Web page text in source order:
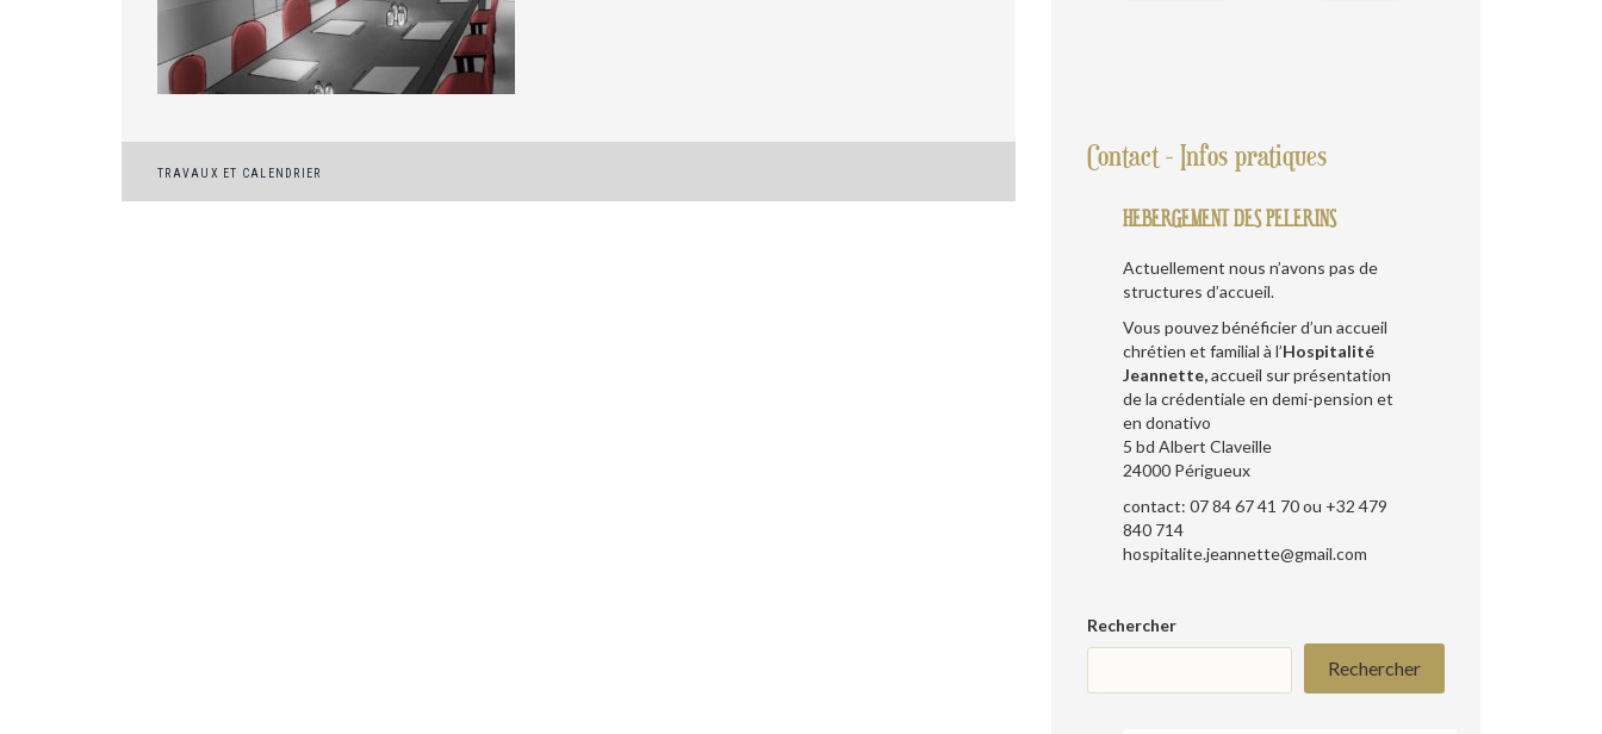
Navigation
TRAVAUX ET CALENDRIER
Contact - Infos pratiques
HEBERGEMENT DES PELERINS
Actuellement nous n’avons pas de
structures d’accueil.
Vous pouvez bénéficier d’un accueil
chrétien et familial à l’Hospitalité
Jeannette,accueil sur présentation
de la crédentiale en demi-pension et
en donativo
5 bd Albert Claveille
24000 Périgueux
contact: 07 84 67 41 70 ou +32 479
840 714
hospitalite.jeannette@gmail.com
Rechercher
Rechercher